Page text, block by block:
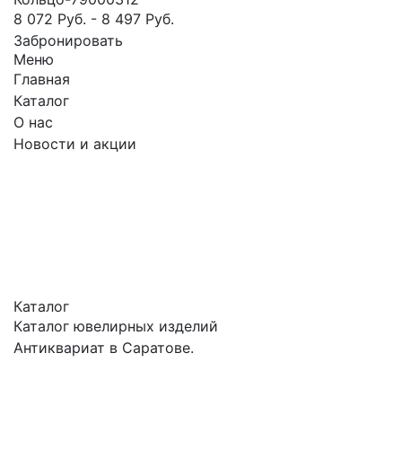
8 072 Руб. - 8 497 Руб.
Забронировать
Меню
Главная
Каталог
О нас
Новости и акции
Каталог
Каталог ювелирных изделий
Антиквариат в Саратове.